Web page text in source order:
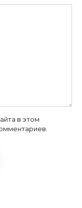
в этом